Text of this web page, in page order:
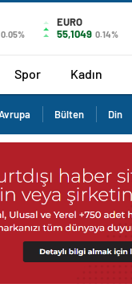
0.05%
EURO
55,1049 0.14%
Spor Kadın
Bülten Din